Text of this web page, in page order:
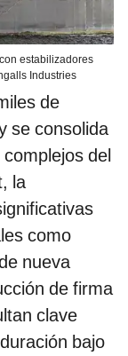
estabilizadores
Industries
de
se consolida
del
la
como
nueva
de firma
clave
bajo